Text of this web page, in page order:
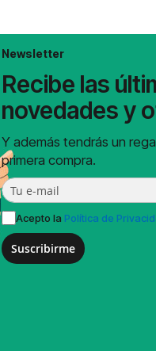
Newsletter
Recibe las
novedades y
Y además tendrás un
primera compra.
Acepto la Política de
Suscribirme